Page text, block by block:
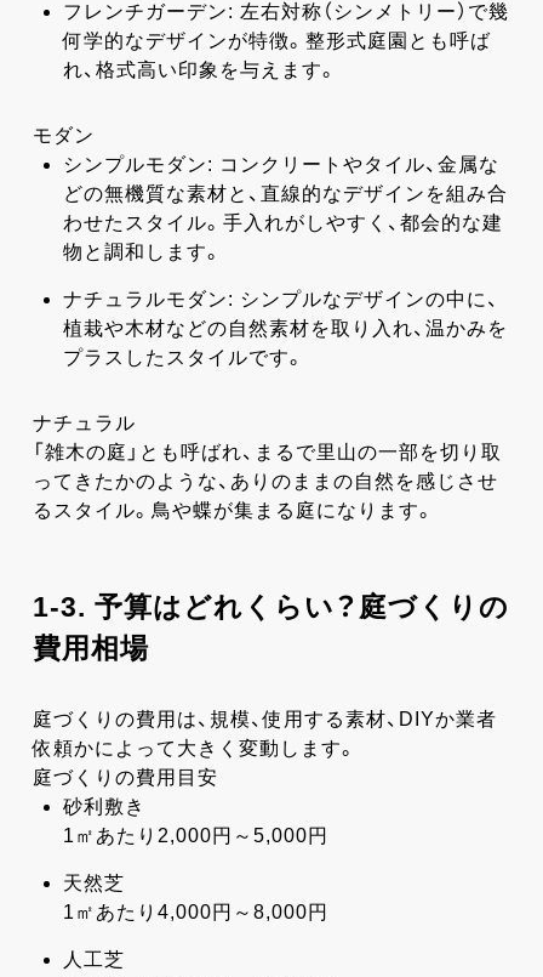
フレンチガーデン: 左右対称（シンメトリー）で幾
何学的なデザインが特徴。整形式庭園とも呼ば
れ、格式高い印象を与えます。
モダン
シンプルモダン: コンクリートやタイル、金属な
どの無機質な素材と、直線的なデザインを組み合
わせたスタイル。手入れがしやすく、都会的な建
物と調和します。
ナチュラルモダン: シンプルなデザインの中に、
植栽や木材などの自然素材を取り入れ、温かみを
プラスしたスタイルです。
ナチュラル
「雑木の庭」とも呼ばれ、まるで里山の一部を切り取
ってきたかのような、ありのままの自然を感じさせ
るスタイル。鳥や蝶が集まる庭になります。
1-3. 予算はどれくらい？庭づくりの
費用相場
庭づくりの費用は、規模、使用する素材、DIYか業者
依頼かによって大きく変動します。
庭づくりの費用目安
砂利敷き
1㎡あたり2,000円～5,000円
天然芝
1㎡あたり4,000円～8,000円
人工芝